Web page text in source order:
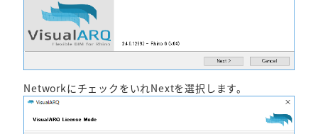
NetworkにチェックをいれNextを選択します。